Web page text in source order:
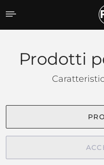
Prodotti per
Prodotti